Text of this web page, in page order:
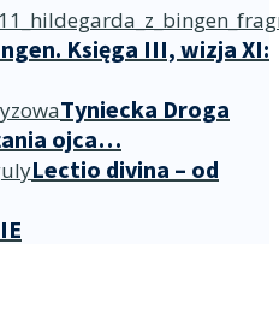
Księga III, wizja XI:
Tyniecka Droga
ojca…
Lectio divina – od